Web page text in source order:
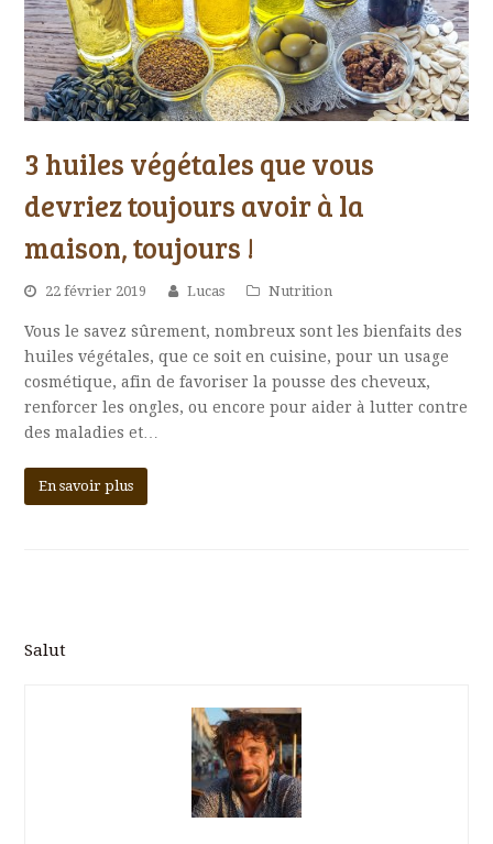
3 huiles végétales que vous
devriez toujours avoir à la
maison, toujours !
22 février 2019 Lucas Nutrition
Vous le savez sûrement, nombreux sont les bienfaits des
huiles végétales, que ce soit en cuisine, pour un usage
cosmétique, afin de favoriser la pousse des cheveux,
renforcer les ongles, ou encore pour aider à lutter contre
des maladies et…
En savoir plus
Salut